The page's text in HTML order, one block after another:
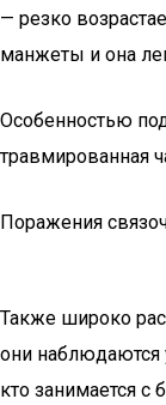
— резко
манжеты и она
Особенностью
травмированная
Поражения
Также широко
они наблюдаются
кто занимается